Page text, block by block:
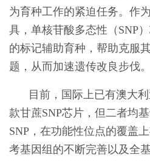
为育种工作的紧迫任务。作
具，单核苷酸多态性（SNP
的标记辅助育种，帮助克服
题，从而加速遗传改良步伐。
目前，国际上已有澳大
款甘蔗SNP芯片，但二者均
SNP，在功能性位点的覆盖
考基因组的不断完善以及全